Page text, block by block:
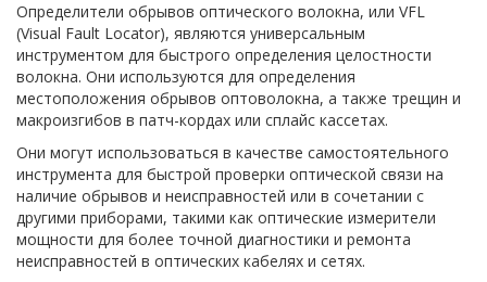
Определители обрывов оптического волокна, или VFL
(Visual Fault Locator), являются универсальным
инструментом для быстрого определения целостности
волокна. Они используются для определения
местоположения обрывов оптоволокна, а также трещин и
макроизгибов в патч-кордах или сплайс кассетах.
Они могут использоваться в качестве самостоятельного
инструмента для быстрой проверки оптической связи на
наличие обрывов и неисправностей или в сочетании с
другими приборами, такими как оптические измерители
мощности для более точной диагностики и ремонта
неисправностей в оптических кабелях и сетях.